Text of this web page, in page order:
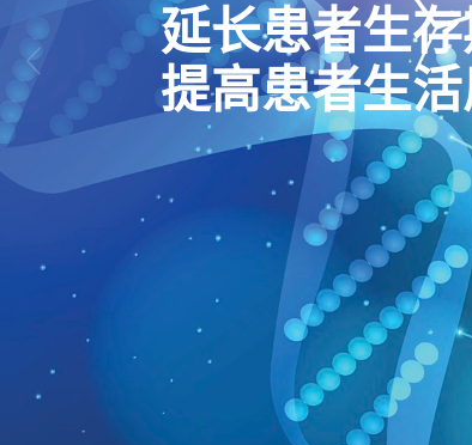
以人为本、
引领健康、信